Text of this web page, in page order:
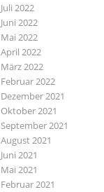
Juli 2022
Juni 2022
Mai 2022
April 2022
März 2022
Februar 2022
Dezember 2021
Oktober 2021
September 2021
August 2021
Juni 2021
Mai 2021
Februar 2021